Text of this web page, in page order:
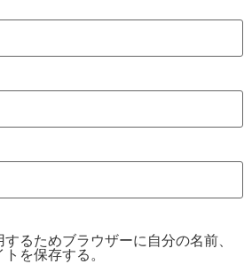
るためブラウザーに自分の名前、
を保存する。